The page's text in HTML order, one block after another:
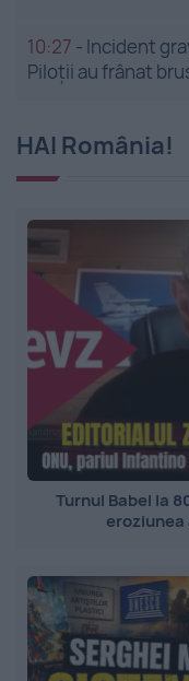
10:27 - Incident
Piloții au frânat
HAI România!
Turnul Babel la